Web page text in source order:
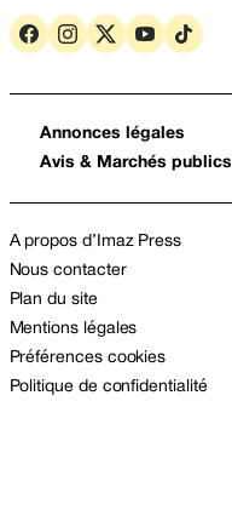
Annonces légales
Avis & Marchés publics
A propos d’Imaz Press
Nous contacter
Plan du site
Mentions légales
Préférences cookies
Politique de confidentialité